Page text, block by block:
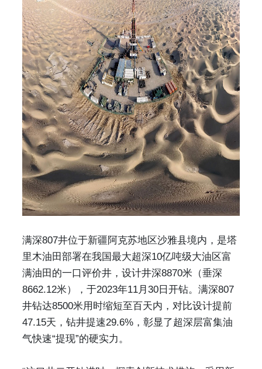
满深807井位于新疆阿克苏地区沙雅县境内，是塔
里木油田部署在我国最大超深10亿吨级大油区富
满油田的一口评价井，设计井深8870米（垂深
8662.12米），于2023年11月30日开钻。满深807
井钻达8500米用时缩短至百天内，对比设计提前
47.15天，钻井提速29.6%，彰显了超深层富集油
气快速“提现”的硬实力。